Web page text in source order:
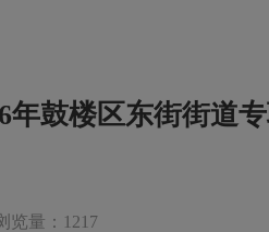
年鼓楼区东街街道
览量：1217